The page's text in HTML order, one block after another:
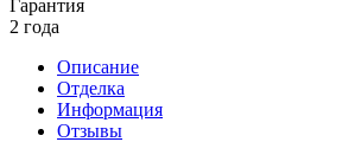
Гарантия
2 года
Описание
Отделка
Информация
Отзывы